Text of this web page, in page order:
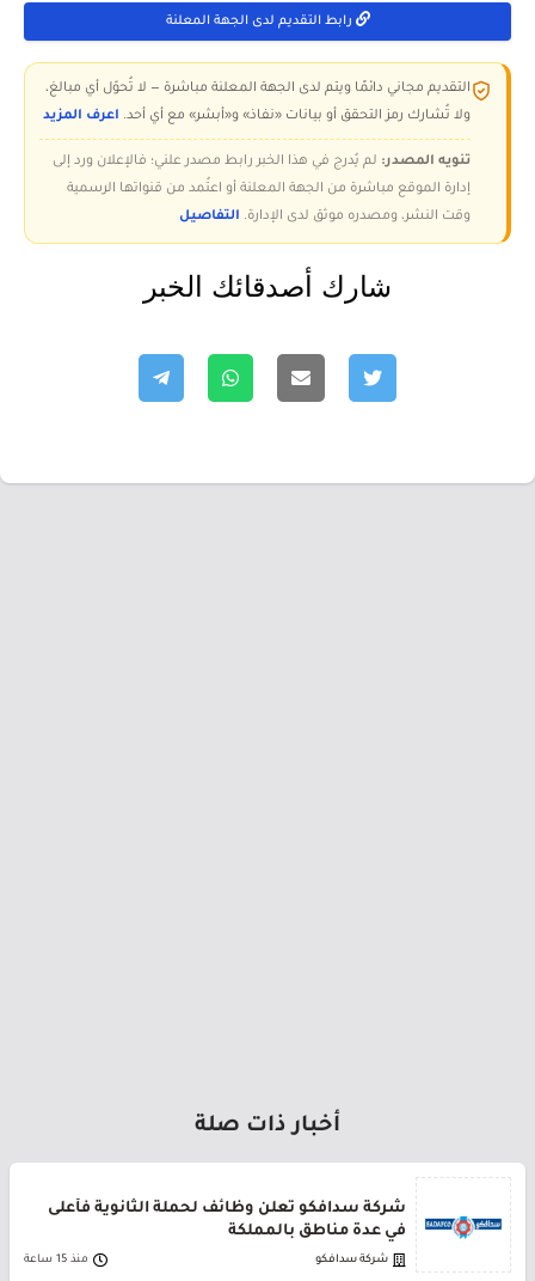
رابط التقديم لدى الجهة المعلنة
التقديم مجاني دائمًا ويتم لدى الجهة المعلنة مباشرة — لا تُحوّل أي مبالغ،
ولا تُشارك رمز التحقق أو بيانات «نفاذ» و«أبشر» مع أي أحد. اعرف المزيد
تنويه المصدر: لم يُدرج في هذا الخبر رابط مصدر علني؛ فالإعلان ورد إلى
إدارة الموقع مباشرة من الجهة المعلنة أو اعتُمد من قنواتها الرسمية
وقت النشر، ومصدره موثق لدى الإدارة. التفاصيل
شارك أصدقائك الخبر
أخبار ذات صلة
شركة سدافكو تعلن وظائف لحملة الثانوية فأعلى
في عدة مناطق بالمملكة
شركة سدافكو منذ 15 ساعة